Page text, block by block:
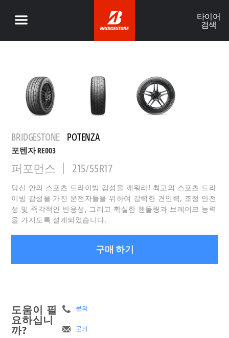
타이어
검색
BRIDGESTONE POTENZA
포텐자 RE003
퍼포먼스 215/55R17
당신 안의 스포츠 드라이빙 감성을 깨워라! 최고의 스포츠 드라
이빙 감성을 가진 운전자들을 위하여 강력한 견인력, 조정 안전
성 및 즉각적인 반응성, 그리고 확실한 핸들링과 브레이크 능력
을 가지도록 설계되었습니다.
구매 하기
도움이 필
요하십니
까?
문의
문의